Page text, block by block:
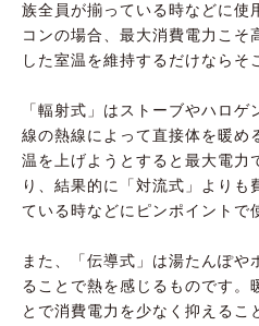
族全員が揃っている時などに使
コンの場合、最大消費電力こそ
した室温を維持するだけならそ
「輻射式」はストーブやハロ
線の熱線によって直接体を暖め
温を上げようとすると最大電力
り、結果的に「対流式」よりも
ている時などにピンポイントで
また、「伝導式」は湯たんぽや
ることで熱を感じるものです。
とで消費電力を少なく抑えるこ